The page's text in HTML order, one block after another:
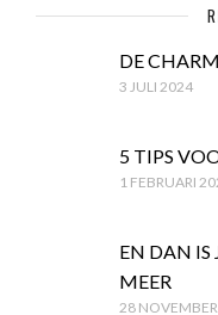
DE
3 JULI 2024
5 TIPS
1 FEBRUARI
EN DAN IS
MEER
28